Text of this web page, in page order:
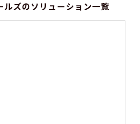
ルズのソリューション一覧